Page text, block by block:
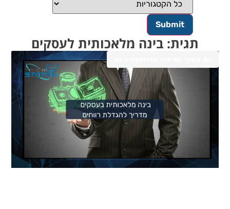
תגית: בינה מלאכותית לעסקים